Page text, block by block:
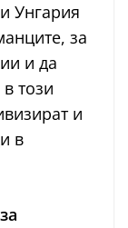
Унгария
за
и да
този
и
в